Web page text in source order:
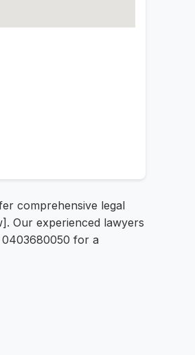
comprehensive legal
Our experienced lawyers
0403680050 for a